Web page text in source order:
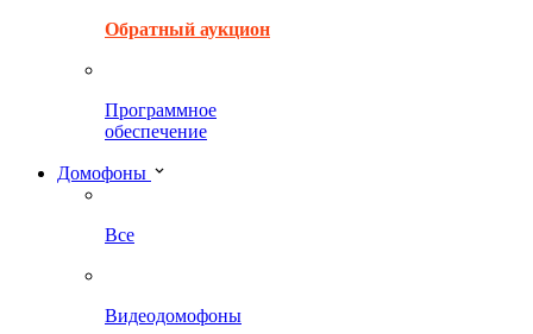
Обратный аукцион
Программное
обеспечение
Домофоны
Все
Видеодомофоны